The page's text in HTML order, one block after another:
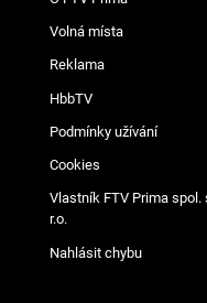
Volná místa
Reklama
HbbTV
Podmínky užívání
Cookies
Vlastník FTV Prima spol.
r.o.
Nahlásit chybu